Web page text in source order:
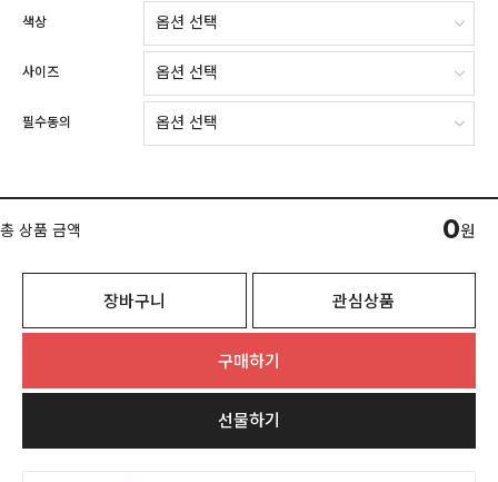
색상
사이즈
필수동의
총 상품 금액 0원
장바구니 관심상품
구매하기
선물하기